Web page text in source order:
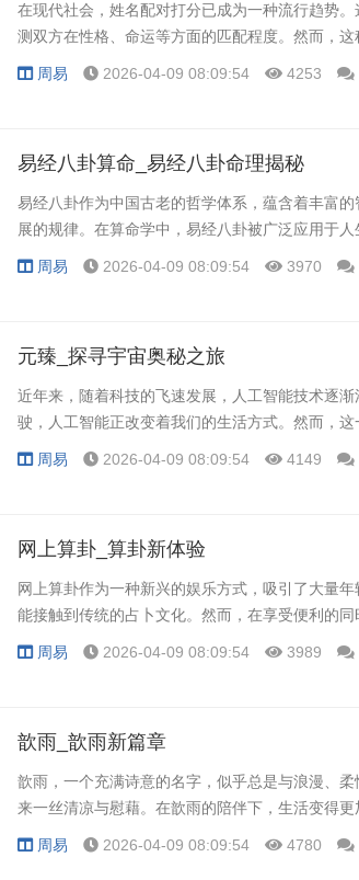
在现代社会，姓名配对打分已成为一种流行趋势
测双方在性格、命运等方面的匹配程度。然而，
周易 2026-04-09 08:09:54 4253
易经八卦算命_易经八卦命理揭秘
易经八卦作为中国古老的哲学体系，蕴含着丰富
展的规律。在算命学中，易经八卦被广泛应用于
周易 2026-04-09 08:09:54 3970
元臻_探寻宇宙奥秘之旅
近年来，随着科技的飞速发展，人工智能技术逐
驶，人工智能正改变着我们的生活方式。然而，
周易 2026-04-09 08:09:54 4149
网上算卦_算卦新体验
网上算卦作为一种新兴的娱乐方式，吸引了大量
能接触到传统的占卜文化。然而，在享受便利的
周易 2026-04-09 08:09:54 3989
歆雨_歆雨新篇章
歆雨，一个充满诗意的名字，似乎总是与浪漫、
来一丝清凉与慰藉。在歆雨的陪伴下，生活变得更
周易 2026-04-09 08:09:54 4780